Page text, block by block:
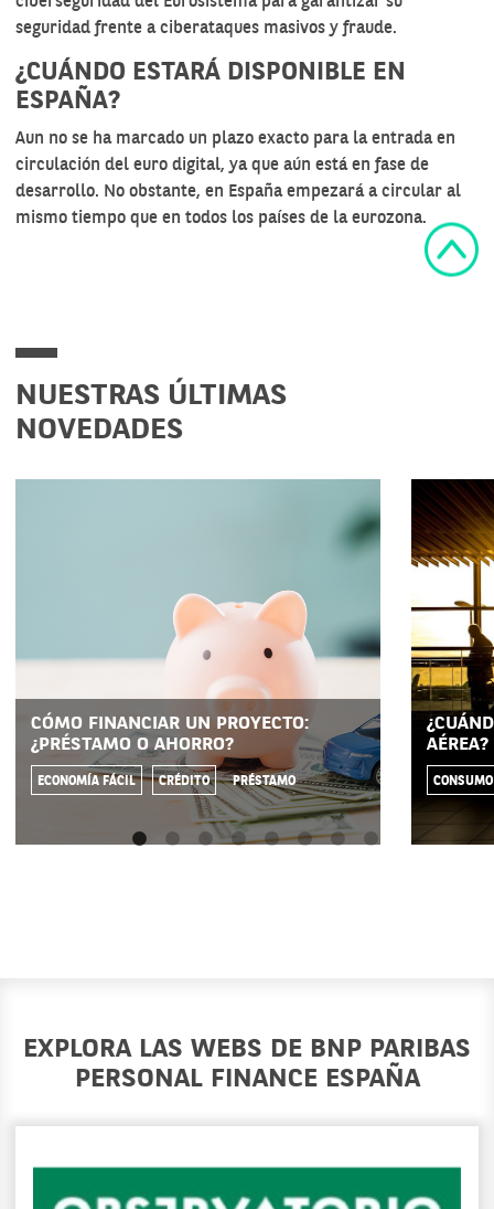
seguridad frente a ciberataques masivos y fraude.
¿CUÁNDO ESTARÁ DISPONIBLE EN
ESPAÑA?
Aun no se ha marcado un plazo exacto para la entrada en
circulación del euro digital, ya que aún está en fase de
desarrollo. No obstante, en España empezará a circular al
mismo tiempo que en todos los países de la eurozona.
NUESTRAS ÚLTIMAS
NOVEDADES
CÓMO FINANCIAR UN PROYECTO:
¿PRÉSTAMO O AHORRO?
ECONOMÍA FÁCIL CRÉDITO PRÉSTAMO CONSUMO
EXPLORA LAS WEBS DE BNP PARIBAS
PERSONAL FINANCE ESPAÑA